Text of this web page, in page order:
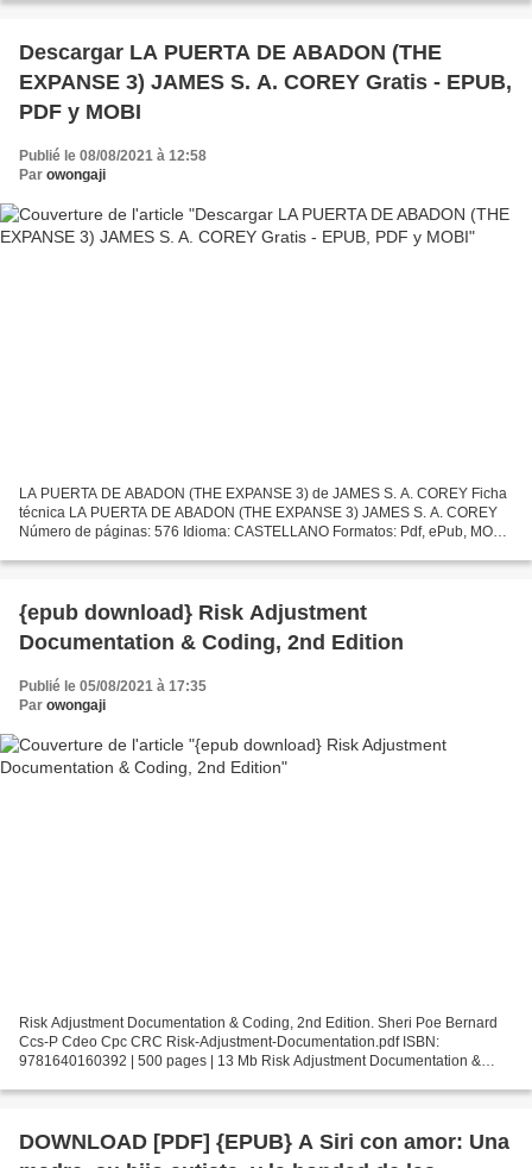
ISBN: 9789588760209...
Descargar LA PUERTA DE ABADON (THE
EXPANSE 3) JAMES S. A. COREY Gratis - EPUB,
PDF y MOBI
Publié le 08/08/2021 à 12:58
Par owongaji
LA PUERTA DE ABADON (THE EXPANSE 3) de JAMES S. A. COREY Ficha
técnica LA PUERTA DE ABADON (THE EXPANSE 3) JAMES S. A. COREY
Número de páginas: 576 Idioma: CASTELLANO Formatos: Pdf, ePub, MOBI,
{epub download} Risk Adjustment
Documentation & Coding, 2nd Edition
Publié le 05/08/2021 à 17:35
Par owongaji
Risk Adjustment Documentation & Coding, 2nd Edition. Sheri Poe Bernard
Ccs-P Cdeo Cpc CRC Risk-Adjustment-Documentation.pdf ISBN:
9781640160392 | 500 pages | 13 Mb Risk Adjustment Documentation &
DOWNLOAD [PDF] {EPUB} A Siri con amor: Una